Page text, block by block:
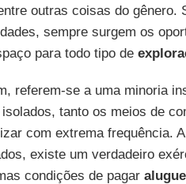
outras coisas do gênero.
sempre surgem os
para todo tipo de
referem-se a uma minoria
tanto os meios de
com extrema frequência.
existe um verdadeiro
condições de pagar